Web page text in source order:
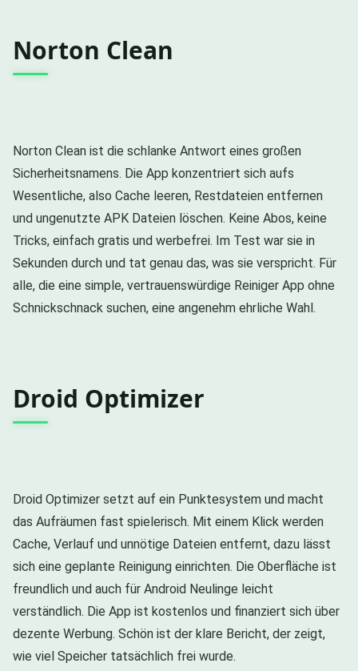
Norton Clean
Norton Clean ist die schlanke Antwort eines großen
Sicherheitsnamens. Die App konzentriert sich aufs
Wesentliche, also Cache leeren, Restdateien entfernen
und ungenutzte APK Dateien löschen. Keine Abos, keine
Tricks, einfach gratis und werbefrei. Im Test war sie in
Sekunden durch und tat genau das, was sie verspricht. Für
alle, die eine simple, vertrauenswürdige Reiniger App ohne
Schnickschnack suchen, eine angenehm ehrliche Wahl.
Droid Optimizer
Droid Optimizer setzt auf ein Punktesystem und macht
das Aufräumen fast spielerisch. Mit einem Klick werden
Cache, Verlauf und unnötige Dateien entfernt, dazu lässt
sich eine geplante Reinigung einrichten. Die Oberfläche ist
freundlich und auch für Android Neulinge leicht
verständlich. Die App ist kostenlos und finanziert sich über
dezente Werbung. Schön ist der klare Bericht, der zeigt,
wie viel Speicher tatsächlich frei wurde.